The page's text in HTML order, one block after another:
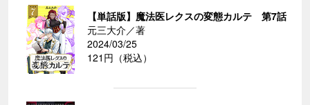
【単話版】魔法医レクスの変態カルテ 第7話
元三大介／著
2024/03/25
121円（税込）